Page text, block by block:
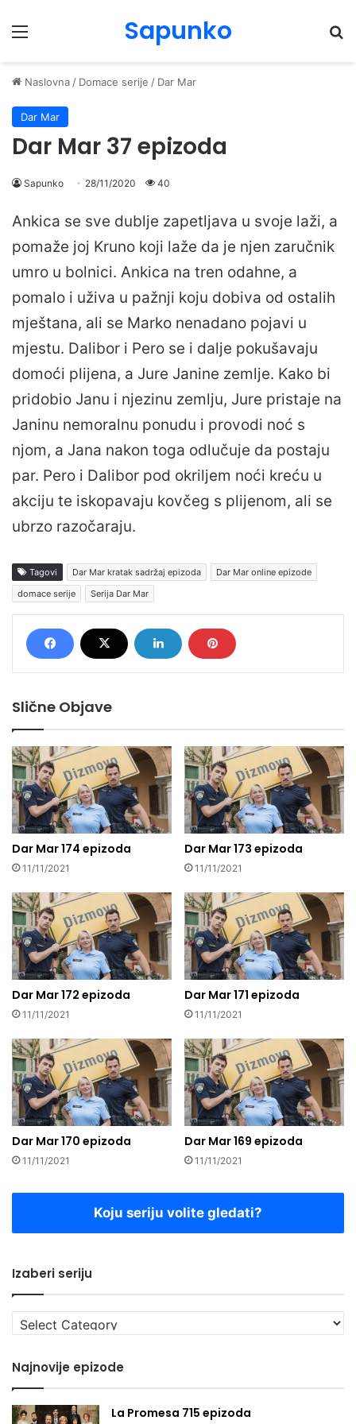
Menu Sapunko
Naslovna / Domace serije / Dar Mar
Dar Mar
Dar Mar 37 epizoda
Sapunko 28/11/2020 40
Ankica se sve dublje zapetljava u svoje laži, a
pomaže joj Kruno koji laže da je njen zaručnik
umro u bolnici. Ankica na tren odahne, a
pomalo i uživa u pažnji koju dobiva od ostalih
mještana, ali se Marko nenadano pojavi u
mjestu. Dalibor i Pero se i dalje pokušavaju
domoći plijena, a Jure Janine zemlje. Kako bi
pridobio Janu i njezinu zemlju, Jure pristaje na
Janinu nemoralnu ponudu i provodi noć s
njom, a Jana nakon toga odlučuje da postaju
par. Pero i Dalibor pod okriljem noći kreću u
akciju te iskopavaju kovčeg s plijenom, ali se
ubrzo razočaraju.
Tagovi Dar Mar kratak sadržaj epizoda
Dar Mar online epizode
domace serije
Serija Dar Mar
Slične Objave
Dar Mar 174 epizoda
11/11/2021
Dar Mar 173 epizoda
11/11/2021
Dar Mar 172 epizoda
11/11/2021
Dar Mar 171 epizoda
11/11/2021
Dar Mar 170 epizoda
11/11/2021
Dar Mar 169 epizoda
11/11/2021
Koju seriju volite gledati?
Izaberi seriju
Izaberi
seriju
Najnovije epizode
La Promesa 715 epizoda